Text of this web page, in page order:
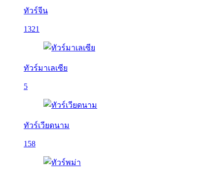
ทัวร์จีน
1321
ทัวร์มาเลเซีย
5
ทัวร์เวียดนาม
158